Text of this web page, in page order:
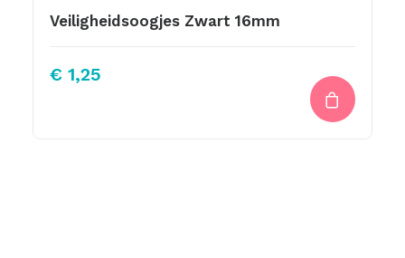
Veiligheidsoogjes Zwart 16mm
€ 1,25